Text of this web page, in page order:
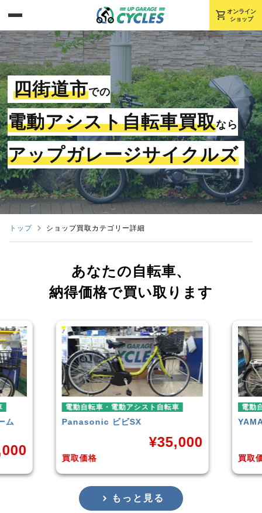
shopping_cart オンライン
ショップ
四街道市での
電動アシスト自転車買取なら
アップガレージサイクルズ
トップ ショップ買取カテゴリー詳細
あなたの自転車、
納得価格で買い取ります
ム
電動自転車・電動アシスト自転車
Panasonic ビビSX
買取価格
¥35,000
電動
買取
もっと見る